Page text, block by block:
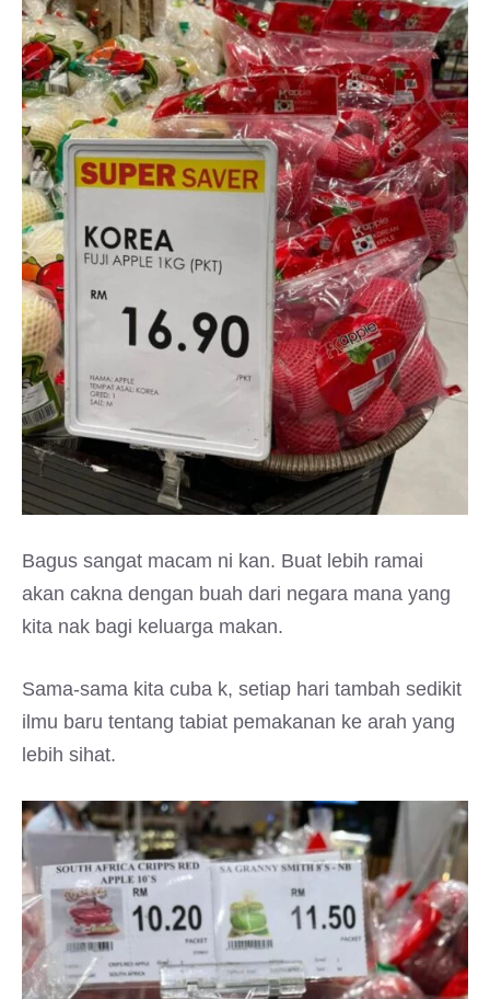
Bagus sangat macam ni kan. Buat lebih ramai
akan cakna dengan buah dari negara mana yang
kita nak bagi keluarga makan.
Sama-sama kita cuba k, setiap hari tambah sedikit
ilmu baru tentang tabiat pemakanan ke arah yang
lebih sihat.